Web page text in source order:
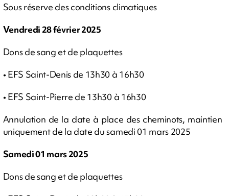
Sous réserve des conditions climatiques
Vendredi 28 février 2025
Dons de sang et de plaquettes
• EFS Saint-Denis de 13h30 à 16h30
• EFS Saint-Pierre de 13h30 à 16h30
Annulation de la date à place des cheminots, maintien
uniquement de la date du samedi 01 mars 2025
Samedi 01 mars 2025
Dons de sang et de plaquettes